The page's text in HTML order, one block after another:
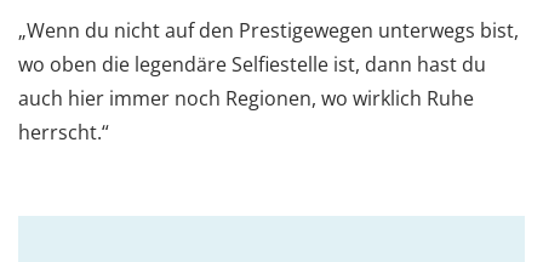
„Wenn du nicht auf den Prestigewegen unterwegs bist,
wo oben die legendäre Selfiestelle ist, dann hast du
auch hier immer noch Regionen, wo wirklich Ruhe
herrscht.“